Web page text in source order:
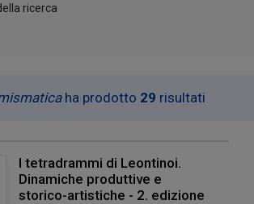
ricerca
ha prodotto 29 risultati
I tetradrammi di Leontinoi.
Dinamiche produttive e
storico-artistiche - 2. edizione